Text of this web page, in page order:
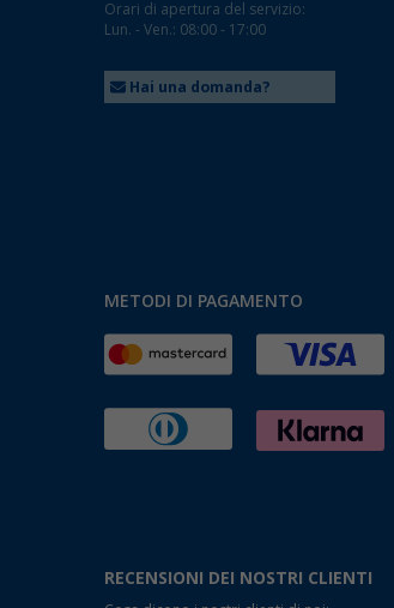
Orari di apertura del servizio:
Lun. - Ven.: 08:00 - 17:00
Hai una domanda?
METODI DI PAGAMENTO
RECENSIONI DEI NOSTRI CLIENTI